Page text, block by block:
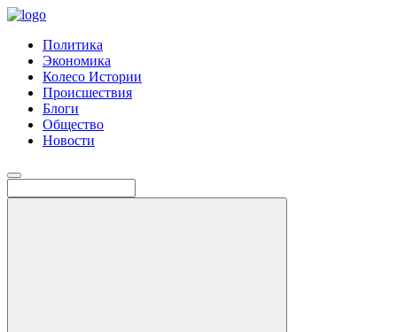
Политика
Экономика
Колесо Истории
Происшествия
Блоги
Общество
Новости